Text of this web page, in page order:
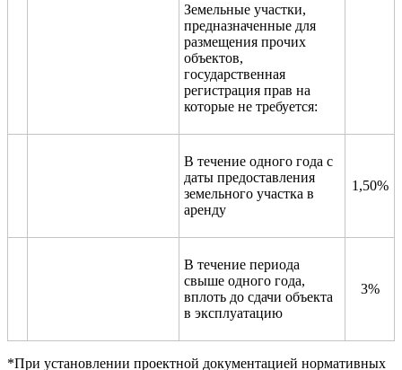
Земельные участки,
предназначенные для
размещения прочих
объектов,
государственная
регистрация прав на
которые не требуется:
В течение одного года с
даты предоставления
земельного участка в
аренду
1,50%
В течение периода
свыше одного года,
вплоть до сдачи объекта
в эксплуатацию
3%
*При установлении проектной документацией нормативных